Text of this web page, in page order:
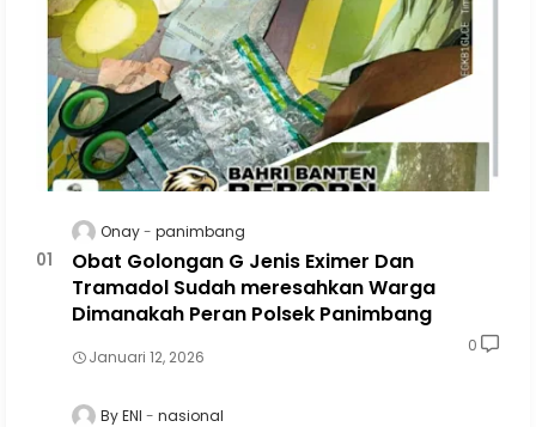
Onay panimbang
Obat Golongan G Jenis Eximer Dan
Tramadol Sudah meresahkan Warga
Dimanakah Peran Polsek Panimbang
Januari 12, 2026
0
By ENI nasional